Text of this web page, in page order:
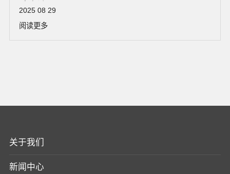
谈交流
2025 08 29
阅读更多
关于我们
新闻中心